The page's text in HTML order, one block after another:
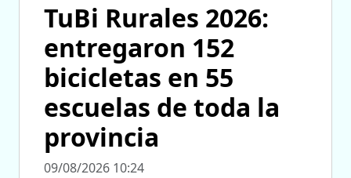
TuBi Rurales 2026:
entregaron 152
bicicletas en 55
escuelas de toda la
provincia
09/08/2026 10:24